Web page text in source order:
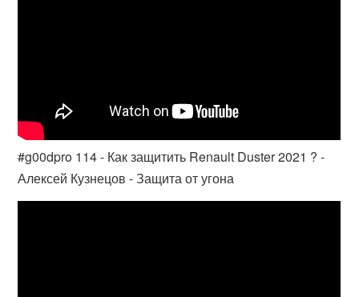
#g00dpro 114 - Как защитить Renault Duster 2021 ? -
Алексей Кузнецов - Защита от угона